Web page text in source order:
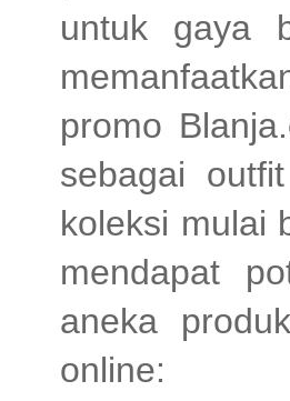
untuk gaya
promo
sebagai
koleksi mulai
mendapat
aneka
online: